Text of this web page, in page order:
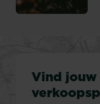
Vind